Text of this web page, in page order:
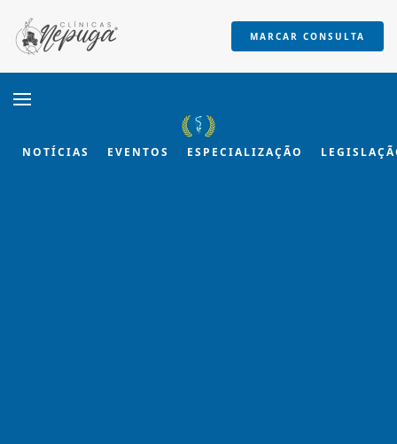
Skip to main content
MARCAR CONSULTA
NOTÍCIAS EVENTOS ESPECIALIZAÇÃO